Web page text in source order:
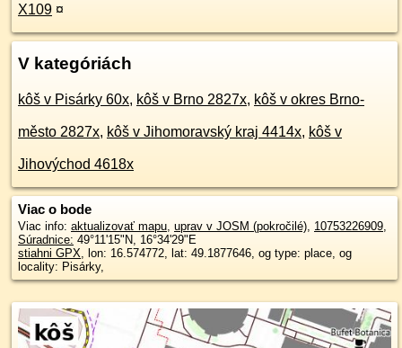
X109 ¤
V kategóriách
kôš v Pisárky 60x, kôš v Brno 2827x, kôš v okres Brno-
město 2827x, kôš v Jihomoravský kraj 4414x, kôš v
Jihovýchod 4618x
Viac o bode
Viac info: aktualizovať mapu, uprav v JOSM (pokročilé), 10753226909,
Súradnice: 49°11'15"N, 16°34'29"E
stiahni GPX, lon: 16.574772, lat: 49.1877646, og type: place, og
locality: Pisárky,